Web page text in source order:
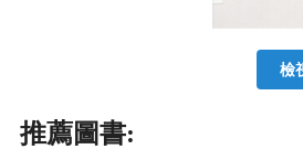
檢
推薦圖書: